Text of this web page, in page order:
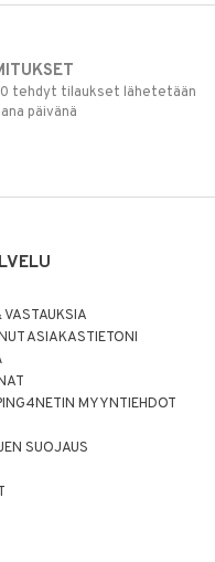
tehdyt tilaukset lähetetään
päivänä
ASIAKASTIETONI
MYYNTIEHDOT
SUOJAUS